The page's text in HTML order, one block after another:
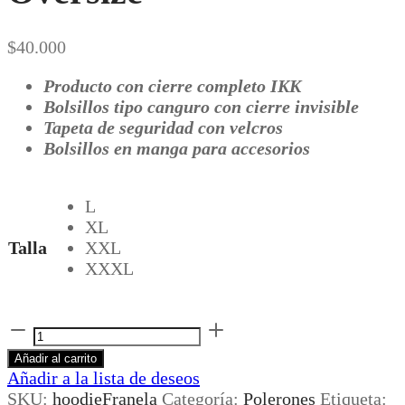
$40.000
Producto con cierre completo IKK
Bolsillos tipo canguro con cierre invisible
Tapeta de seguridad con velcros
Bolsillos en manga para accesorios
Talla
L
XL
XXL
XXXL
Hoodie
Cargo
Franela
Oversize
Añadir al carrito
Añadir a la lista de deseos
SKU: hoodieFranela Categoría: Polerones Etiqueta: